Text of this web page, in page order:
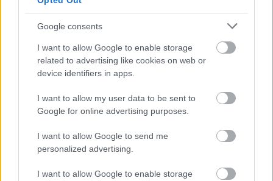
Google consents
I want to allow Google to enable storage
related to advertising like cookies on web or
device identifiers in apps.
I want to allow my user data to be sent to
Google for online advertising purposes.
I want to allow Google to send me
personalized advertising.
I want to allow Google to enable storage
A díjak átadására október 26-án, a
dokumentumfilm fesztiválnyitó
ünnepségén kerül sor.
Film Kritika Pályázat Dokumentumfilm Auschwitz-rekviem